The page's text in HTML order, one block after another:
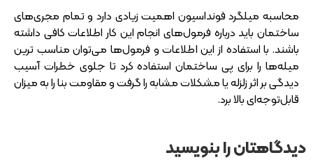
محاسبه میلگرد فونداسیون اهمیت زیادی دارد و تمام مجری‌های
ساختمان باید درباره فرمول‌های انجام این کار اطلاعات کافی داشته
باشند. با استفاده از این اطلاعات و فرمول‌ها می‌توان مناسب ترین
میله‌ها را برای پی ساختمان استفاده کرد تا جلوی خطرات آسیب‌
دیدگی بر اثر زلزله یا مشکلات مشابه را گرفت و مقاومت بنا را به میزان
قابل‌توجه‌ای بالا برد.
دیدگاهتان را بنویسید